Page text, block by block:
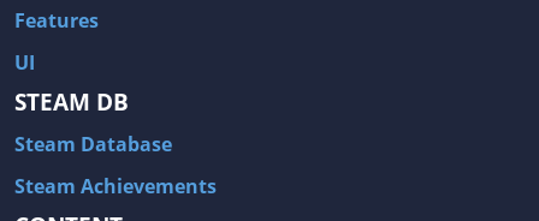
Features
UI
STEAM DB
Steam Database
Steam Achievements